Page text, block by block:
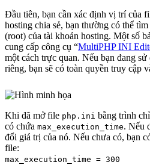
Đầu tiên, bạn cần xác định vị trí của
hosting chia sẻ, bạn thường có thể
(root) của tài khoản hosting. Một số
cung cấp công cụ “MultiPHP INI
một cách trực quan. Nếu bạn đang
riêng, bạn sẽ có toàn quyền truy cập
Khi đã mở file php.ini bằng trình
có chứa max_execution_time. Nếu
đổi giá trị của nó. Nếu chưa có, bạn
file:
max_execution_time = 300